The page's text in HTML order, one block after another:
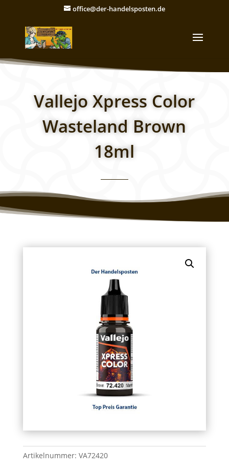
office@der-handelsposten.de
Vallejo Xpress Color
Wasteland Brown
18ml
Artikelnummer: VA72420